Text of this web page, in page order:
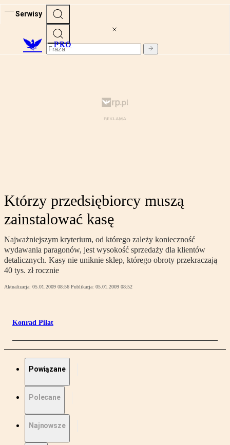
Serwisy
PRO
Którzy przedsiębiorcy muszą
zainstalować kasę
Najważniejszym kryterium, od którego zależy konieczność
wydawania paragonów, jest wysokość sprzedaży dla klientów
detalicznych. Kasy nie uniknie sklep, którego obroty przekraczają
40 tys. zł rocznie
Aktualizacja: 05.01.2009 08:56 Publikacja: 05.01.2009 08:52
Konrad Piłat
Powiązane
Polecane
Najnowsze